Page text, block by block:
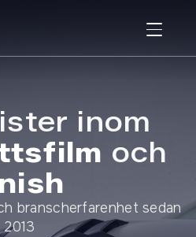
inom
och
branscherfarenhet sedan
2013